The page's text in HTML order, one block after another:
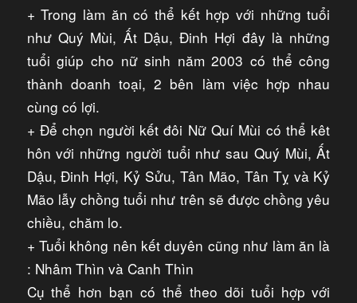
+ Trong làm ăn có thể kết hợp với những tuổi
như Quý Mùi, Ất Dậu, Đinh Hợi đây là những
tuổi giúp cho nữ sinh năm 2003 có thể công
thành doanh toại, 2 bên làm việc hợp nhau
cùng có lợi.
+ Để chọn người kết đôi Nữ Quí Mùi có thể kêt
hôn với những người tuổi như sau Quý Mùi, Ất
Dậu, Đinh Hợi, Kỷ Sửu, Tân Mão, Tân Tỵ và Kỷ
Mão lẫy chồng tuổi như trên sẽ được chồng yêu
chiều, chăm lo.
+ Tuổi không nên kết duyên cũng như làm ăn là
: Nhâm Thìn và Canh Thìn
Cụ thể hơn bạn có thể theo dõi tuổi hợp với